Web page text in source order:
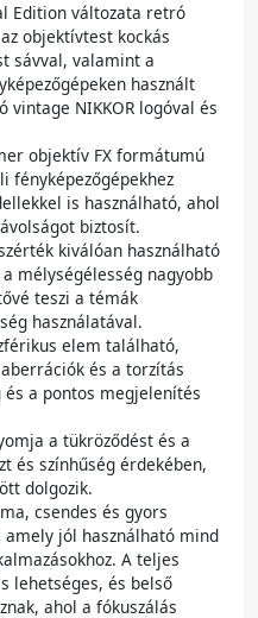
Edition változata retró
objektívtest kockás
sávval, valamint a
használt
NIKKOR logóval és
objektív FX formátumú
fényképezőgépekhez
is használható, ahol
biztosít.
kiválóan használható
mélységélesség nagyobb
teszi a témák
használatával.
elem található,
és a torzítás
és a pontos megjelenítés
a tükröződést és a
és színhűség érdekében,
dolgozik.
csendes és gyors
jól használható mind
A teljes
lehetséges, és belső
ahol a fókuszálás